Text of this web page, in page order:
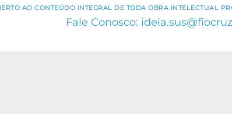
AO CONTEÚDO INTEGRAL DE TODA OBRA INTELECTUAL
Fale Conosco: